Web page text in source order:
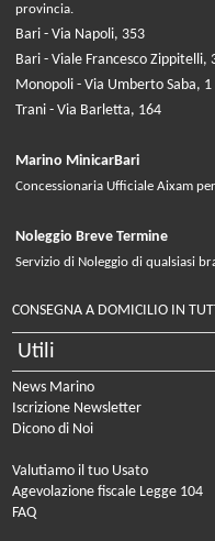
provincia.
Bari - Via Napoli, 353
Bari - Viale Francesco Zippitelli,
Monopoli - Via Umberto Saba, 1
Trani - Via Barletta, 164
Marino MinicarBari
Concessionaria Ufficiale Aixam
Noleggio Breve Termine
Servizio di Noleggio di qualsiasi
CONSEGNA A DOMICILIO IN
Utili
News Marino
Iscrizione Newsletter
Dicono di Noi
Valutiamo il tuo Usato
Agevolazione fiscale Legge 104
FAQ